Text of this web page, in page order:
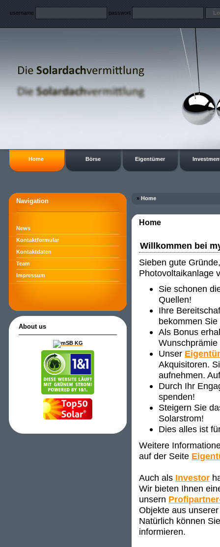
username passwort
Home Börse Eigentümer
Navigation
News
Kontaktformular
Kontaktdaten
Team
Impressum
About us
» Home
Home
Willkommen bei
Sieben gute
Photovoltaikanlage
Sie schonen
Quellen!
Ihre
bekommen
Als Bonus
Unser
Akquisitoren.
aufnehmen.
Durch Ihr
spenden!
Steigern Sie
Solarstrom!
Dies alles ist
Weitere
auf der Seite
Auch als Investor
Wir bieten Ihnen
unsern
Objekte aus
Natürlich können
informieren.